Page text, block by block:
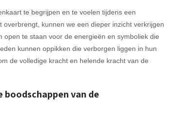
te begrijpen en te voelen tijdens een
kunnen we een dieper inzicht verkrijgen
te staan voor de energieën en symboliek die
kunnen oppikken die verborgen liggen in hun
de volledige kracht en helende kracht van de
van de